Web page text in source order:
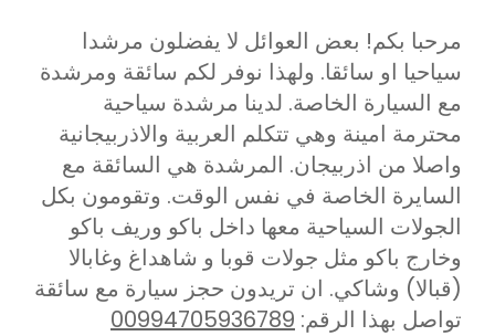
مرحبا بكم! بعض العوائل لا يفضلون مرشدا
سياحيا او سائقا. ولهذا نوفر لكم سائقة ومرشدة
مع السيارة الخاصة. لدينا مرشدة سياحية
محترمة امينة وهي تتكلم العربية والاذربيجانية
واصلا من اذربيجان. المرشدة هي السائقة مع
السايرة الخاصة في نفس الوقت. وتقومون بكل
الجولات السياحية معها داخل باكو وريف باكو
وخارج باكو مثل جولات قوبا و شاهداغ وغابالا
(قبالا) وشاكي. ان تريدون حجز سيارة مع سائقة
تواصل بهذا الرقم: 00994705936789